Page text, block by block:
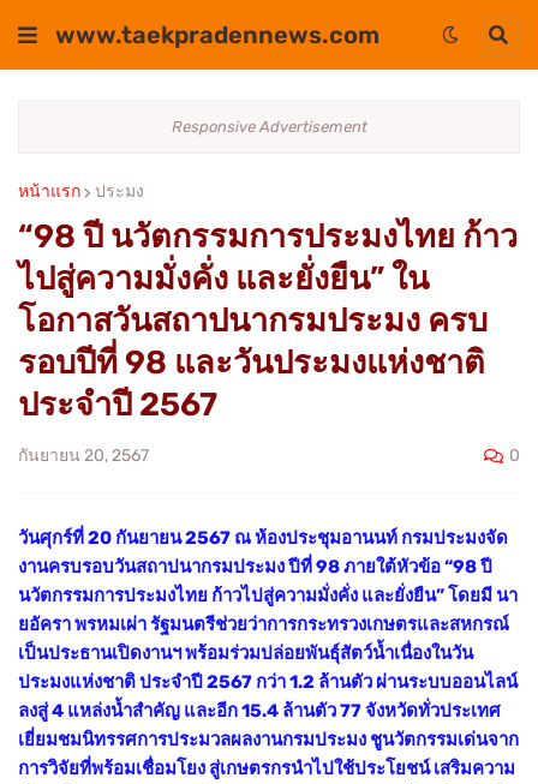
www.taekpradennews.com
Responsive Advertisement
หน้าแรก ประมง
“98 ปี นวัตกรรมการประมงไทย ก้าว
ไปสู่ความมั่งคั่ง และยั่งยืน” ใน
โอกาสวันสถาปนากรมประมง ครบ
รอบปีที่ 98 และวันประมงแห่งชาติ
ประจำปี 2567
กันยายน 20, 2567 0
วันศุกร์ที่ 20 กันยายน 2567 ณ ห้องประชุมอานนท์ กรมประมงจัด
งานครบรอบวันสถาปนากรมประมง ปีที่ 98 ภายใต้หัวข้อ “98 ปี
นวัตกรรมการประมงไทย ก้าวไปสู่ความมั่งคั่ง และยั่งยืน” โดยมี นา
ยอัครา พรหมเผ่า รัฐมนตรีช่วยว่าการกระทรวงเกษตรและสหกรณ์
เป็นประธานเปิดงานฯ พร้อมร่วมปล่อยพันธุ์สัตว์น้ำเนื่องในวัน
ประมงแห่งชาติ ประจำปี 2567 กว่า 1.2 ล้านตัว ผ่านระบบออนไลน์
ลงสู่ 4 แหล่งน้ำสำคัญ และอีก 15.4 ล้านตัว 77 จังหวัดทั่วประเทศ
เยี่ยมชมนิทรรศการประมวลผลงานกรมประมง ชูนวัตกรรมเด่นจาก
การวิจัยที่พร้อมเชื่อมโยง สู่เกษตรกรนำไปใช้ประโยชน์ เสริมความ